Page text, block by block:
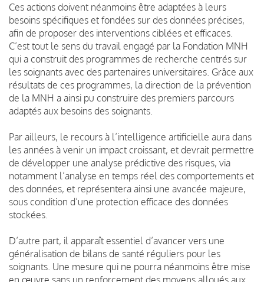
Ces actions doivent néanmoins être adaptées à leurs
besoins spécifiques et fondées sur des données précises,
afin de proposer des interventions ciblées et efficaces.
C’est tout le sens du travail engagé par la Fondation MNH
qui a construit des programmes de recherche centrés sur
les soignants avec des partenaires universitaires. Grâce aux
résultats de ces programmes, la direction de la prévention
de la MNH a ainsi pu construire des premiers parcours
adaptés aux besoins des soignants.
Par ailleurs, le recours à l’intelligence artificielle aura dans
les années à venir un impact croissant, et devrait permettre
de développer une analyse prédictive des risques, via
notamment l’analyse en temps réel des comportements et
des données, et représentera ainsi une avancée majeure,
sous condition d’une protection efficace des données
stockées.
D’autre part, il apparaît essentiel d’avancer vers une
généralisation de bilans de santé réguliers pour les
soignants. Une mesure qui ne pourra néanmoins être mise
en œuvre sans un renforcement des moyens alloués aux